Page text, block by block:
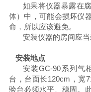
如果将仪器暴露在
体）中，可能会损坏仪
命，所以应该避免。
安装仪器的房间应
安装地点
安装GC-90系列气
台，台面长120cm ，宽
验台必须水平、稳固。